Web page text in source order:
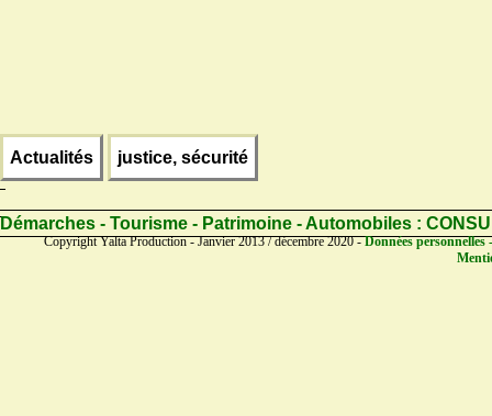
Actualités justice, sécurité
Démarches - Tourisme - Patrimoine - Automobiles :
Copyright Yalta Production - Janvier 2013 / décembre 2020 -Données personnelles